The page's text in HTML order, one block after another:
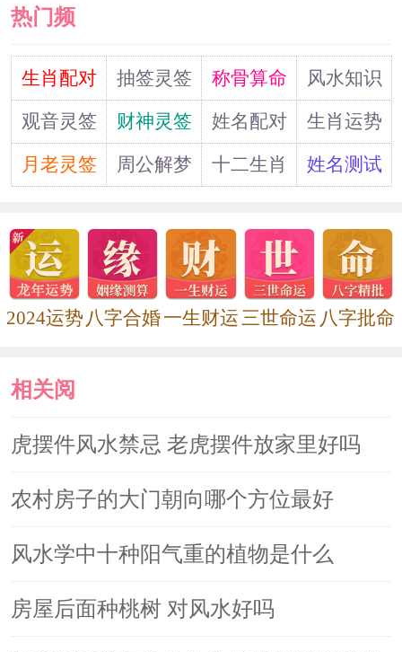
客厅阴暗风水怎么化解
营造更多光源
这个方法是最直接的做法，很多家
庭，业主，设计师都会不约而同的采用
该做法来下手。 除了客厅的主要大吊灯
落，阴暗处，增加落地灯，台灯，壁
灯，天画上的小筒灯，背景装饰的小射
灯，让光源在立体空间里塑造耐人寻味
在不影响机能及生活动线的情况
下，多半设计师会建议能少一道墙就少
推，装上大面落地窗或观景窗，并将户
外光影引进室内是最好的。而且去除不
热门频
道生肖配对 抽签灵签 称骨算命
风水知识
观音灵签
财神灵签 姓名配对
生肖运势
月老灵签
周公解梦 十二生肖 姓名测试
2024运势 八字合婚一生财运三世命运 八字批命
相关阅
读
虎摆件风水禁忌 老虎摆件放家里好吗
农村房子的大门朝向哪个方位最好
风水学中十种阳气重的植物是什么
房屋后面种桃树 对风水好吗